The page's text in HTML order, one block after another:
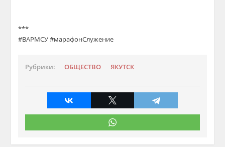
***
#ВАРМСУ #марафонСлужение
Рубрики: ОБЩЕСТВО ЯКУТСК